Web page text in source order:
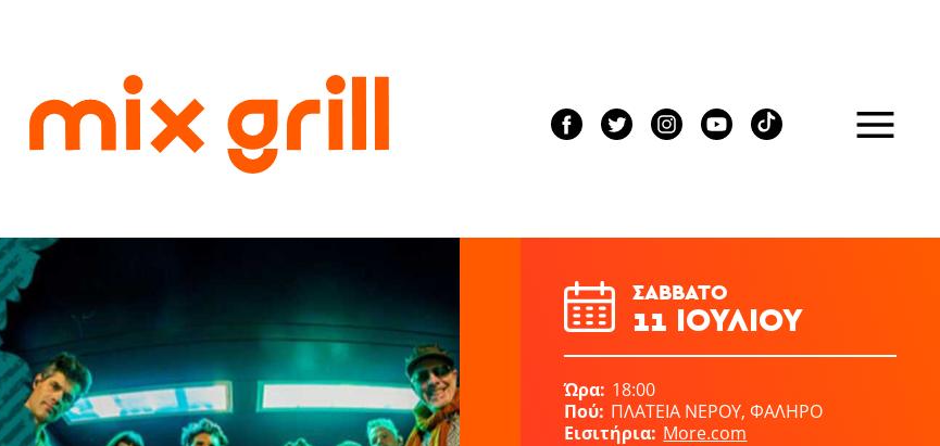
ΣΆΒΒΑΤΟ
11 ΙΟΥΛΊΟΥ
Ώρα 18:00
Πού ΠΛΑΤΕΙΑ ΝΕΡΟΥ, ΦΑΛΗΡΟ
Εισιτήρια More.com